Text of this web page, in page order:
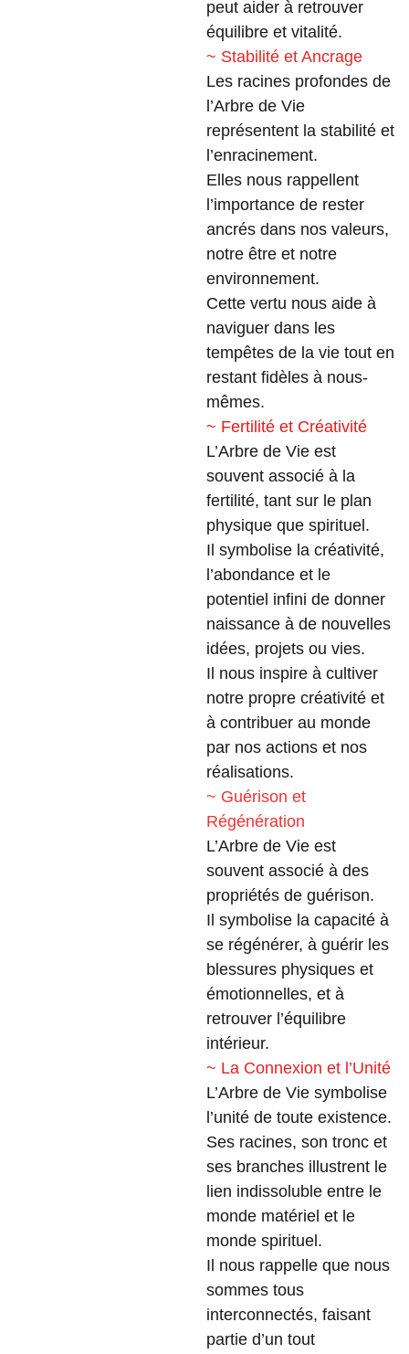
peut aider à retrouver
équilibre et vitalité.
~ Stabilité et Ancrage
Les racines profondes de
l’Arbre de Vie
représentent la stabilité et
l’enracinement.
Elles nous rappellent
l’importance de rester
ancrés dans nos valeurs,
notre être et notre
environnement.
Cette vertu nous aide à
naviguer dans les
tempêtes de la vie tout en
restant fidèles à nous-
mêmes.
~ Fertilité et Créativité
L’Arbre de Vie est
souvent associé à la
fertilité, tant sur le plan
physique que spirituel.
Il symbolise la créativité,
l’abondance et le
potentiel infini de donner
naissance à de nouvelles
idées, projets ou vies.
Il nous inspire à cultiver
notre propre créativité et
à contribuer au monde
par nos actions et nos
réalisations.
~ Guérison et
Régénération
L’Arbre de Vie est
souvent associé à des
propriétés de guérison.
Il symbolise la capacité à
se régénérer, à guérir les
blessures physiques et
émotionnelles, et à
retrouver l’équilibre
intérieur.
~ La Connexion et l’Unité
L’Arbre de Vie symbolise
l’unité de toute existence.
Ses racines, son tronc et
ses branches illustrent le
lien indissoluble entre le
monde matériel et le
monde spirituel.
Il nous rappelle que nous
sommes tous
interconnectés, faisant
partie d’un tout